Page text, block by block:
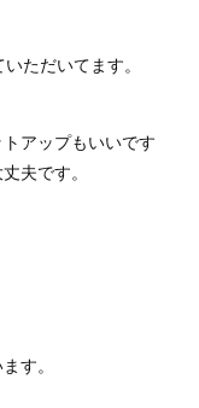
ただいてます。
アップもいいです
夫です。
す。